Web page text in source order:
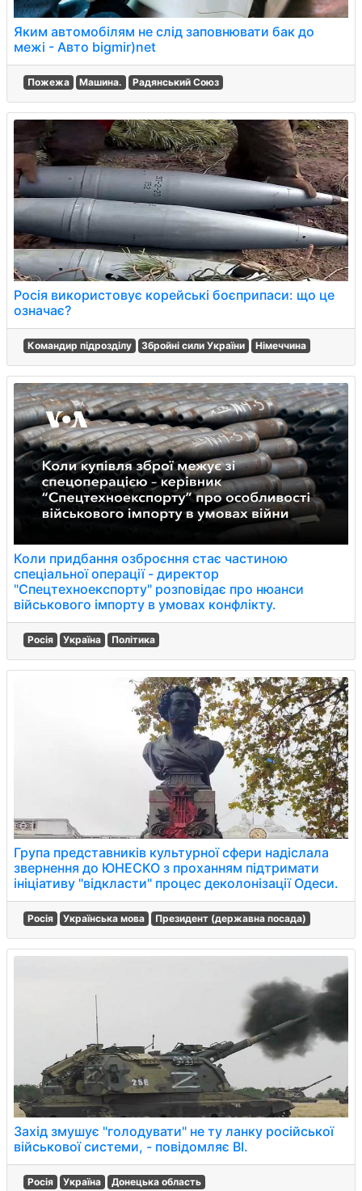
Яким автомобілям не слід заповнювати бак до
межі - Авто bigmir)net
Пожежа Машина. Радянський Союз
Росія використовує корейські боєприпаси: що це
означає?
Командир підрозділу Збройні сили України Німеччина
Коли придбання озброєння стає частиною
спеціальної операції - директор
"Спецтехноекспорту" розповідає про нюанси
військового імпорту в умовах конфлікту.
Росія Україна Політика
Група представників культурної сфери надіслала
звернення до ЮНЕСКО з проханням підтримати
ініціативу "відкласти" процес деколонізації Одеси.
Росія Українська мова Президент (державна посада)
Захід змушує "голодувати" не ту ланку російської
військової системи, - повідомляє BI.
Росія Україна Донецька область